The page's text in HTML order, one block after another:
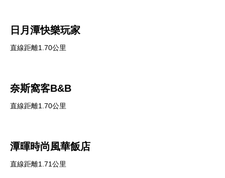
日月潭快樂玩家
直線距離1.70公里
奈斯窩客B&B
直線距離1.70公里
潭暉時尚風華飯店
直線距離1.71公里